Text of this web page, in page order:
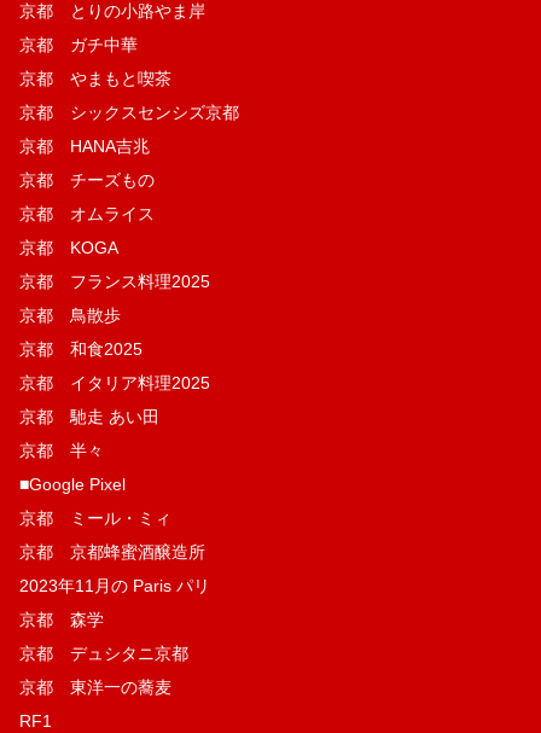
京都 とりの小路やま岸
京都 ガチ中華
京都 やまもと喫茶
京都 シックスセンシズ京都
京都 HANA吉兆
京都 チーズもの
京都 オムライス
京都 KOGA
京都 フランス料理2025
京都 鳥散歩
京都 和食2025
京都 イタリア料理2025
京都 馳走 あい田
京都 半々
■Google Pixel
京都 ミール・ミィ
京都 京都蜂蜜酒醸造所
2023年11月の Paris パリ
京都 森学
京都 デュシタニ京都
京都 東洋一の蕎麦
RF1